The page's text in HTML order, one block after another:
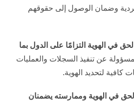
وضمان الوصول إلى حقوقهم
في الهوية التزامًا على الدول بما
عن تنفيذ السجلات والعمليات
كافية لتحديد الهوية.
في الهوية وممارسته يضمنان